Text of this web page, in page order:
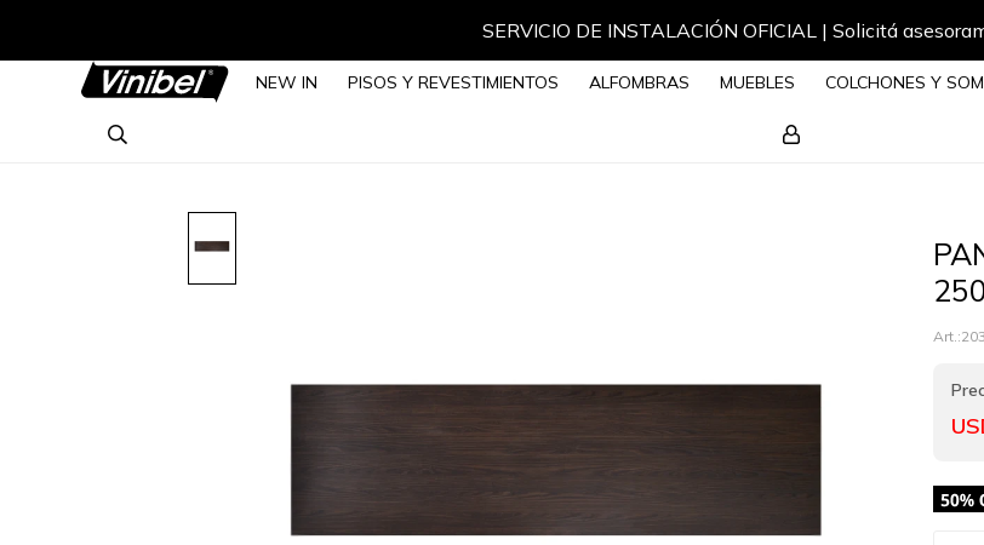
SERVICIO DE INSTALACIÓN OFICIAL | Solicitá
NEW IN PISOS Y REVESTIMIENTOS ALFOMBRAS MUEBLES COLCHONES Y